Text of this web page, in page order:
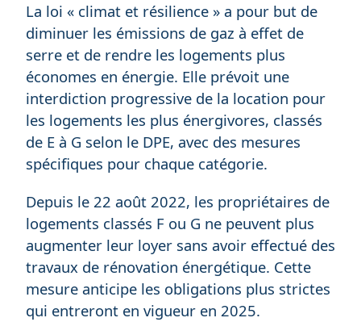
La loi « climat et résilience » a pour but de
diminuer les émissions de gaz à effet de
serre et de rendre les logements plus
économes en énergie. Elle prévoit une
interdiction progressive de la location pour
les logements les plus énergivores, classés
de E à G selon le DPE, avec des mesures
spécifiques pour chaque catégorie.
Depuis le 22 août 2022, les propriétaires de
logements classés F ou G ne peuvent plus
augmenter leur loyer sans avoir effectué des
travaux de rénovation énergétique. Cette
mesure anticipe les obligations plus strictes
qui entreront en vigueur en 2025.